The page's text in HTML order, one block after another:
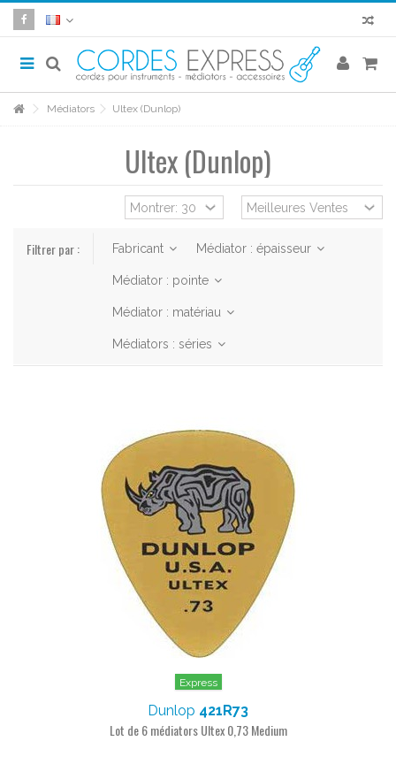
Médiators Ultex (Dunlop)
Ultex (Dunlop)
Filtrer par : Fabricant Médiator : épaisseur
Médiator : pointe
Médiator : matériau
Médiators : séries
Express
Dunlop 421R73
Lot de 6 médiators Ultex 0,73 Medium